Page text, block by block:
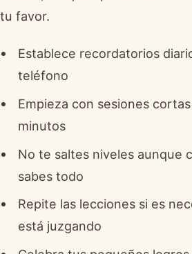
tu favor.
Establece recordatorios
teléfono
Empieza con sesiones
minutos
No te saltes niveles aunque
sabes todo
Repite las lecciones si es
está juzgando